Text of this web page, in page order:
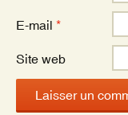
E-mail *
Site web